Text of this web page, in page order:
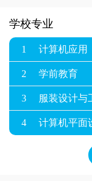
学校专业
1 计算机应用
2 学前教育
3 服装设计与
4 计算机平面